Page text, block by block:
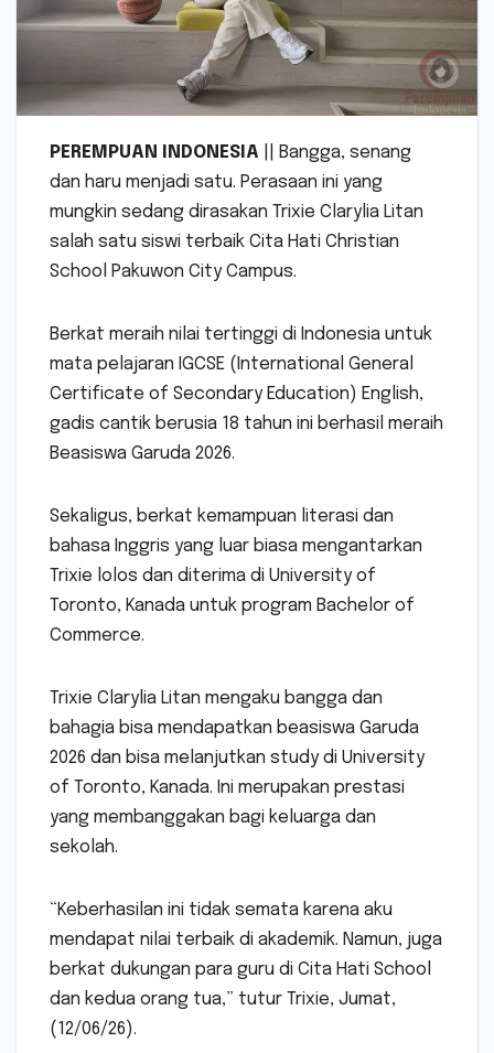
PEREMPUAN INDONESIA || Bangga, senang
dan haru menjadi satu. Perasaan ini yang
mungkin sedang dirasakan Trixie Clarylia Litan
salah satu siswi terbaik Cita Hati Christian
School Pakuwon City Campus.
Berkat meraih nilai tertinggi di Indonesia untuk
mata pelajaran IGCSE (International General
Certificate of Secondary Education) English,
gadis cantik berusia 18 tahun ini berhasil meraih
Beasiswa Garuda 2026.
Sekaligus, berkat kemampuan literasi dan
bahasa Inggris yang luar biasa mengantarkan
Trixie lolos dan diterima di University of
Toronto, Kanada untuk program Bachelor of
Commerce.
Trixie Clarylia Litan mengaku bangga dan
bahagia bisa mendapatkan beasiswa Garuda
2026 dan bisa melanjutkan study di University
of Toronto, Kanada. Ini merupakan prestasi
yang membanggakan bagi keluarga dan
sekolah.
“Keberhasilan ini tidak semata karena aku
mendapat nilai terbaik di akademik. Namun, juga
berkat dukungan para guru di Cita Hati School
dan kedua orang tua,” tutur Trixie, Jumat,
(12/06/26).